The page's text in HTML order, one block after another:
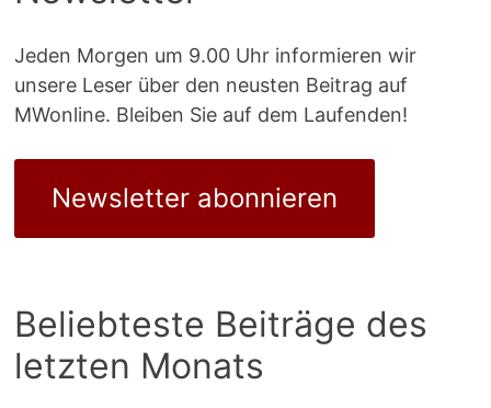
Jeden Morgen um 9.00 Uhr informieren wir
unsere Leser über den neusten Beitrag auf
MWonline. Bleiben Sie auf dem Laufenden!
Newsletter abonnieren
Beliebteste Beiträge des
letzten Monats